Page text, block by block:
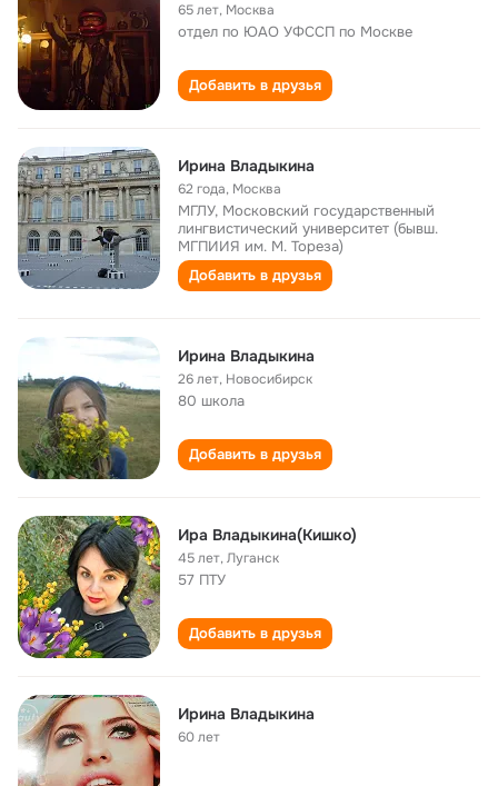
65 лет, Москва
отдел по ЮАО УФССП по Москве
Добавить в друзья
Ирина Владыкина
62 года, Москва
МГЛУ, Московский государственный
лингвистический университет (бывш.
МГПИИЯ им. М. Тореза)
Добавить в друзья
Ирина Владыкина
26 лет, Новосибирск
80 школа
Добавить в друзья
Ира Владыкина(Кишко)
45 лет,Луганск
57 ПТУ
Добавить в друзья
Ирина Владыкина
60 лет